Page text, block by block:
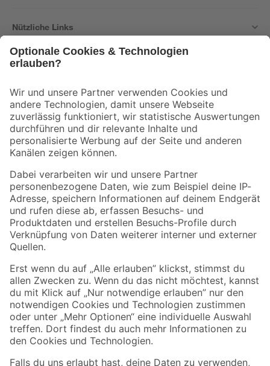
Nützliche Links
Der toom Newsletter: Keine Angebote und Aktionen mehr verpassen!
Zur Newsletter Anmeldung
Folge uns
Zahlungsarten Versandarten
Sicher einkaufen
Jetzt die toom-App herunterladen